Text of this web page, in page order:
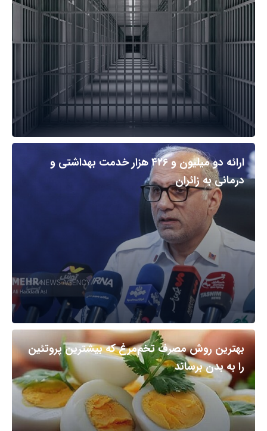
ارائه دو میلیون و ۴۲۶ هزار خدمت بهداشتی و
درمانی به زائران
بهترین روش مصرف تخم‌مرغ که بیشترین پروتئین
را به بدن برساند